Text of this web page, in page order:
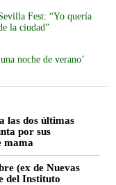
Fest: “Yo quería
la ciudad”
noche de verano’
las dos últimas
por sus
mama
(ex de Nuevas
del Instituto